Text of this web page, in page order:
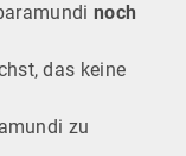
noch
das keine
zu